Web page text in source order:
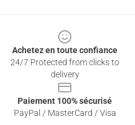
Achetez en toute confiance
24/7 Protected from clicks to
delivery
Paiement 100% sécurisé
PayPal / MasterCard / Visa